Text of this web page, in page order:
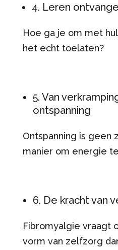
4. Leren
Hoe ga je om met
het echt toelaten?
5. Van
ontspanning
Ontspanning is geen
manier om energie
6. De kracht van
Fibromyalgie vraagt
vorm van zelfzorg